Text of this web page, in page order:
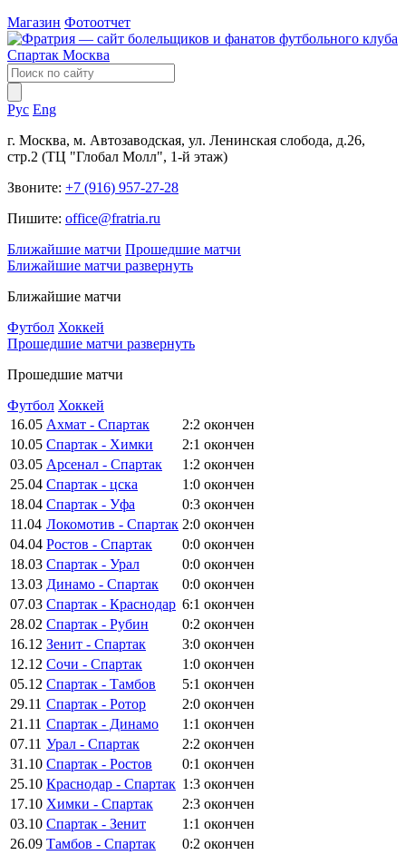
Магазин Фотоотчет
Рус Eng
г. Москва, м. Автозаводская, ул. Ленинская слобода, д.26,
стр.2 (ТЦ "Глобал Молл", 1-й этаж)
Звоните: +7 (916) 957-27-28
Пишите: office@fratria.ru
Ближайшие матчи Прошедшие матчи
Ближайшие матчи развернуть
Ближайшие матчи
Футбол Хоккей
Прошедшие матчи развернуть
Прошедшие матчи
Футбол Хоккей
16.05 Ахмат - Спартак 2:2 окончен
10.05 Спартак - Химки 2:1 окончен
03.05 Арсенал - Спартак 1:2 окончен
25.04 Спартак - цска 1:0 окончен
18.04 Спартак - Уфа 0:3 окончен
11.04 Локомотив - Спартак 2:0 окончен
04.04 Ростов - Спартак 0:0 окончен
18.03 Спартак - Урал 0:0 окончен
13.03 Динамо - Спартак 0:0 окончен
07.03 Спартак - Краснодар 6:1 окончен
28.02 Спартак - Рубин 0:2 окончен
16.12 Зенит - Спартак 3:0 окончен
12.12 Сочи - Спартак 1:0 окончен
05.12 Спартак - Тамбов 5:1 окончен
29.11 Спартак - Ротор 2:0 окончен
21.11 Спартак - Динамо 1:1 окончен
07.11 Урал - Спартак 2:2 окончен
31.10 Спартак - Ростов 0:1 окончен
25.10 Краснодар - Спартак 1:3 окончен
17.10 Химки - Спартак 2:3 окончен
03.10 Спартак - Зенит 1:1 окончен
26.09 Тамбов - Спартак 0:2 окончен